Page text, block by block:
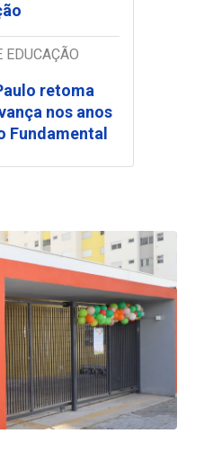
retoma
nos anos
Fundamental